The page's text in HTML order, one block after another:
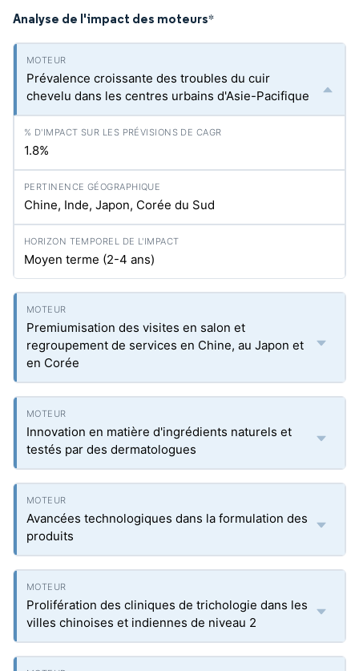
Analyse de l'impact des moteurs*
Prévalence croissante des troubles du cuir
chevelu dans les centres urbains d'Asie-Pacifique
1.8%
Chine, Inde, Japon, Corée du Sud
Moyen terme (2-4 ans)
Premiumisation des visites en salon et
regroupement de services en Chine, au Japon et
en Corée
Innovation en matière d'ingrédients naturels et
testés par des dermatologues
Avancées technologiques dans la formulation des
produits
Prolifération des cliniques de trichologie dans les
villes chinoises et indiennes de niveau 2